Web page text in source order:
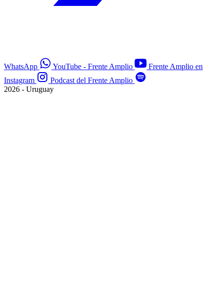
WhatsApp YouTube - Frente Amplio
Frente Amplio en
Instagram
Podcast del Frente Amplio
2026 - Uruguay